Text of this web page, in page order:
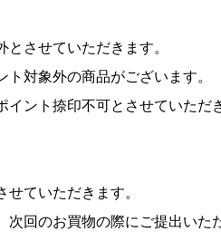
させていただきます。
対象外の商品がございます。
ント捺印不可とさせていただ
ていただきます。
次回のお買物の際にご提出いた